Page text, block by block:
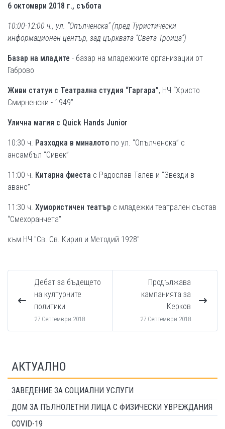
6 октомври 2018 г., събота
10:00-12:00 ч., ул. "Опълченска" (пред Туристически
информационен център, зад църквата “Света Троица”)
Базар на младите - базар на младежките организации от
Габрово
Живи статуи с Театрална студия “Гаргара”, НЧ “Христо
Смирненски - 1949”
Улична магия с Quick Hands Junior
10:30 ч. Разходка в миналото по ул. “Опълченска” с
ансамбъл “Сивек”
11:00 ч. Китарна фиеста с Радослав Талев и “Звезди в
аванс”
11:30 ч. Хумористичен театър с младежки театрален състав
“Смехоранчета”
към НЧ "Св. Св. Кирил и Методий 1928"
Дебат за бъдещето
на културните
политики
27 Септември 2018
Продължава
кампанията за
Керков
27 Септември 2018
АКТУАЛНО
ЗАВЕДЕНИЕ ЗА СОЦИАЛНИ УСЛУГИ
ДОМ ЗА ПЪЛНОЛЕТНИ ЛИЦА С ФИЗИЧЕСКИ УВРЕЖДАНИЯ
COVID-19